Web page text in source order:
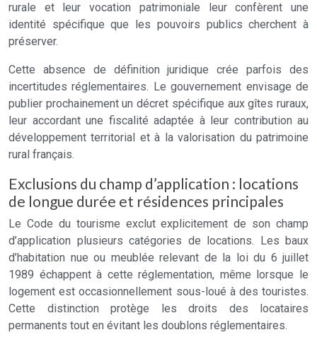
rurale et leur vocation patrimoniale leur confèrent une
identité spécifique que les pouvoirs publics cherchent à
préserver.
Cette absence de définition juridique crée parfois des
incertitudes réglementaires. Le gouvernement envisage de
publier prochainement un décret spécifique aux gîtes ruraux,
leur accordant une fiscalité adaptée à leur contribution au
développement territorial et à la valorisation du patrimoine
rural français.
Exclusions du champ d’application : locations
de longue durée et résidences principales
Le Code du tourisme exclut explicitement de son champ
d’application plusieurs catégories de locations. Les baux
d’habitation nue ou meublée relevant de la loi du 6 juillet
1989 échappent à cette réglementation, même lorsque le
logement est occasionnellement sous-loué à des touristes.
Cette distinction protège les droits des locataires
permanents tout en évitant les doublons réglementaires.